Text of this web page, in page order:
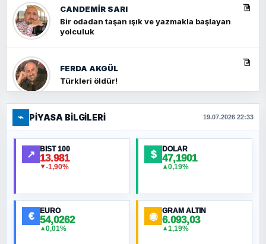
CANDEMIR SARI
Bir odadan taşan ışık ve yazmakla başlayan
yolculuk
FERDA AKGÜL
Türkleri öldür!
FERHAT BÜYÜKKALKAN
Ankara Zirvesi: NATO Toplantısı mı, Yeni
Ortadoğu Haritasının Provası mı?
MURAT ÖZKAN
⌁ PIYASA BILGILERI 19.07.2026 22:33
↗ BIST 100
13.981
▼-1,90%
$ DOLAR
47,1901
▲0,19%
€ EURO
54,0262
▲0,01%
◉ GRAM ALTIN
6.093,03
▲1,19%